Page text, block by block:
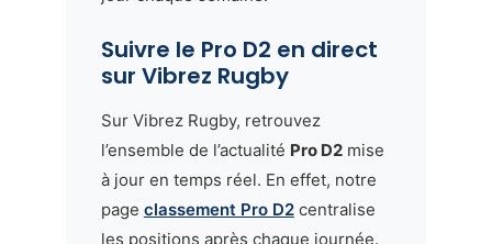
Suivre le Pro D2 en direct
sur Vibrez Rugby
Sur Vibrez Rugby, retrouvez
l’ensemble de l’actualité Pro D2mise
à jour en temps réel. En effet, notre
page classement Pro D2centralise
les positions après chaque journée.